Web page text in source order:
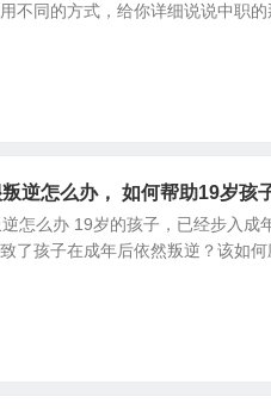
不同的方式，给你详细说说中职
逆怎么办， 如何帮助19岁孩
怎么办 19岁的孩子，已经步入
了孩子在成年后依然叛逆？该如